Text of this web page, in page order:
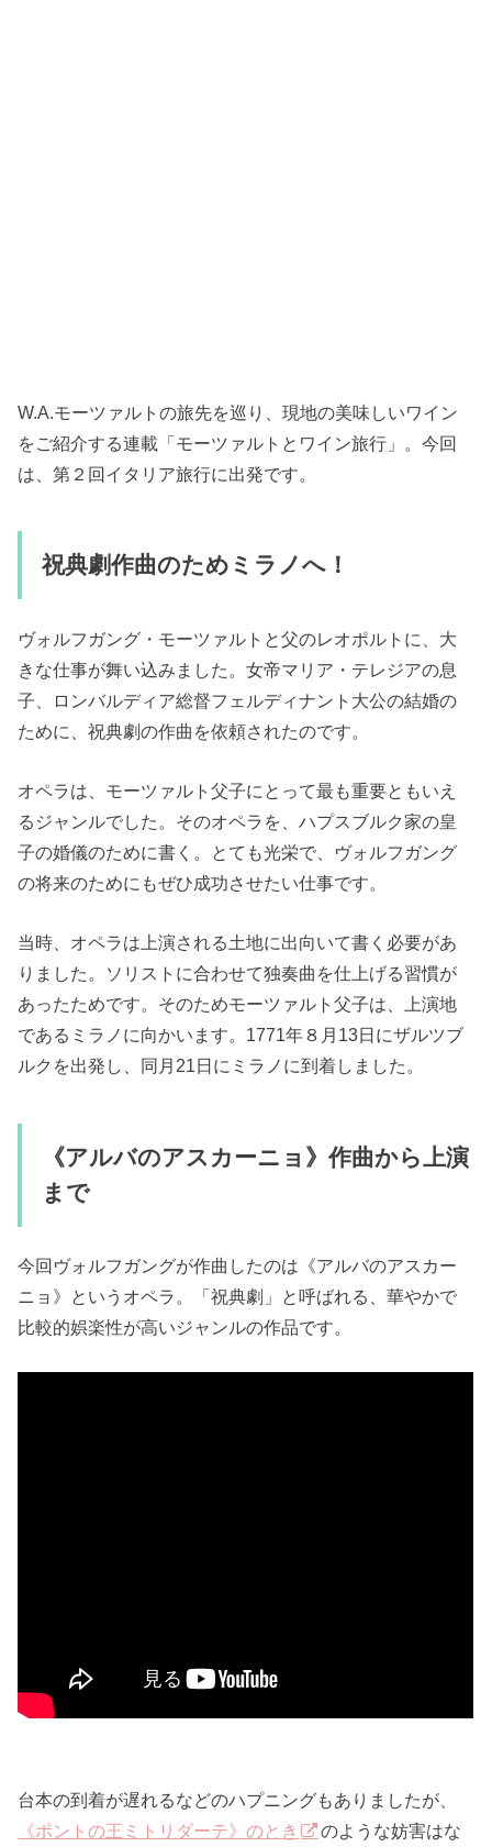
W.A.モーツァルトの旅先を巡り、現地の美味しいワイン
をご紹介する連載「モーツァルトとワイン旅行」。今回
は、第２回イタリア旅行に出発です。
祝典劇作曲のためミラノへ！
ヴォルフガング・モーツァルトと父のレオポルトに、大
きな仕事が舞い込みました。女帝マリア・テレジアの息
子、ロンバルディア総督フェルディナント大公の結婚の
ために、祝典劇の作曲を依頼されたのです。
オペラは、モーツァルト父子にとって最も重要ともいえ
るジャンルでした。そのオペラを、ハプスブルク家の皇
子の婚儀のために書く。とても光栄で、ヴォルフガング
の将来のためにもぜひ成功させたい仕事です。
当時、オペラは上演される土地に出向いて書く必要があ
りました。ソリストに合わせて独奏曲を仕上げる習慣が
あったためです。そのためモーツァルト父子は、上演地
であるミラノに向かいます。1771年８月13日にザルツブ
ルクを出発し、同月21日にミラノに到着しました。
《アルバのアスカーニョ》作曲から上演
まで
今回ヴォルフガングが作曲したのは《アルバのアスカー
ニョ》というオペラ。「祝典劇」と呼ばれる、華やかで
比較的娯楽性が高いジャンルの作品です。
台本の到着が遅れるなどのハプニングもありましたが、
《ポントの王ミトリダーテ》のとき
のような妨害はな